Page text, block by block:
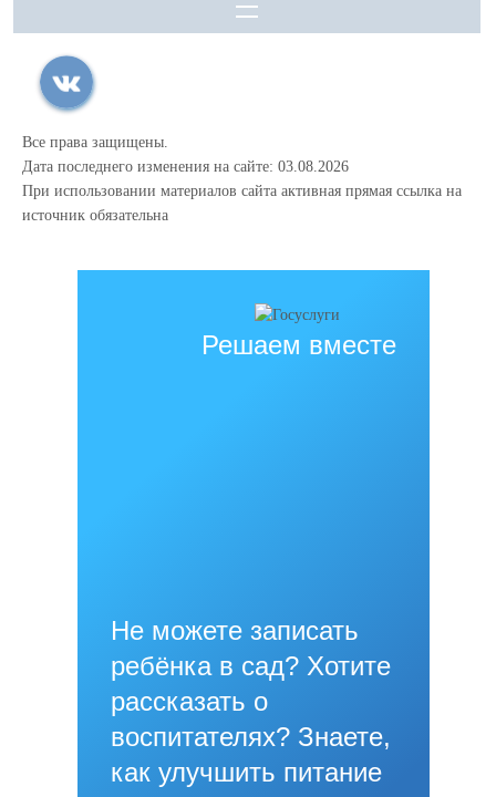
Все права защищены.
Дата последнего изменения на сайте: 03.08.2026
При использовании материалов сайта активная прямая ссылка на
источник обязательна
Решаем вместе
Не можете записать
ребёнка в сад? Хотите
рассказать о
воспитателях? Знаете,
как улучшить питание